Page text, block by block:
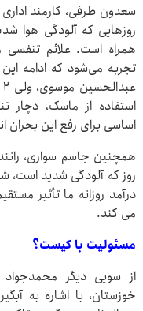
سعدون طرفی، کارمند
روزهایی که آلودگی هوا
همراه است. علائم
تجربه می‌شود که ادامه
استفاده از ماسک، دچار
اساسی برای رفع این بحران
همچنین جاسم سواری،
روز که آلودگی شدید است،
درآمد روزانه ما تأثیر
می کند.
مسئولیت با کیست؟
از سویی دیگر